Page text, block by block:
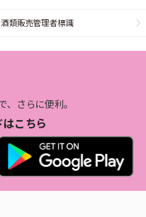
酒類販売管理者標識
、さらに便利。
こちら